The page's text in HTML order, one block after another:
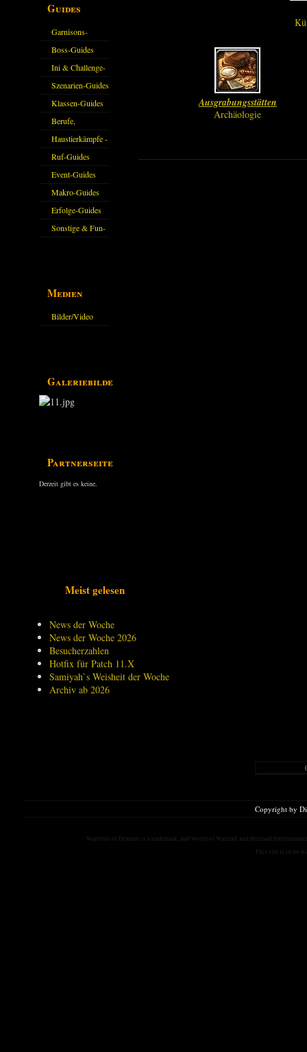
Guides
Garnisons-
Guides
Boss-Guides
Ini & Challenge-
Guides
Szenarien-Guides
Klassen-Guides
Berufe,
Farmkarten und
Haustiere
Haustierkämpfe -
Guide
Ruf-Guides
Event-Guides
Makro-Guides
Erfolge-Guides
Sonstige & Fun-
Medien
Bilder/Video
Galeriebilder
Partnerseiten
Derzeit gibt es keine.
Ausgrabungsstätten
Archäologie
Meist gelesen
News der Woche
News der Woche 2026
Besucherzahlen
Hotfix für Patch 11.X
Samiyah`s Weisheit der Woche
Archiv ab 2026
Copyright by
Warlords of Draenor is a trademark, and World of Warcraft and Blizzard
This site is in no